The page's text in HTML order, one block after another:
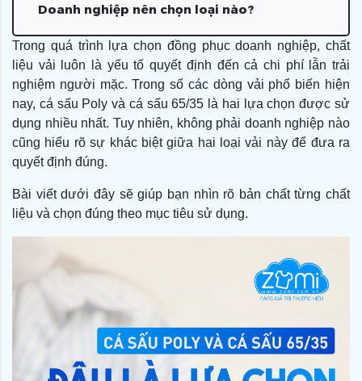
Doanh nghiệp nên chọn loại nào?
Trong quá trình lựa chọn đồng phục doanh nghiệp, chất
liệu vải luôn là yếu tố quyết định đến cả chi phí lẫn trải
nghiệm người mặc. Trong số các dòng vải phổ biến hiện
nay, cá sấu Poly và cá sấu 65/35 là hai lựa chọn được sử
dụng nhiều nhất. Tuy nhiên, không phải doanh nghiệp nào
cũng hiểu rõ sự khác biệt giữa hai loại vải này để đưa ra
quyết định đúng.
Bài viết dưới đây sẽ giúp bạn nhìn rõ bản chất từng chất
liệu và chọn đúng theo mục tiêu sử dụng.